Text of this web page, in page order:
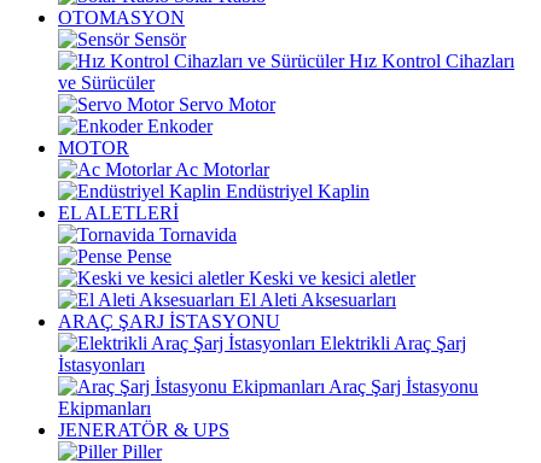
OTOMASYON
Sensör
Hız Kontrol Cihazları
ve Sürücüler
Servo Motor
Enkoder
MOTOR
Ac Motorlar
Endüstriyel Kaplin
EL ALETLERİ
Tornavida
Pense
Keski ve kesici aletler
El Aleti Aksesuarları
ARAÇ ŞARJ İSTASYONU
Elektrikli Araç Şarj
İstasyonları
Araç Şarj İstasyonu
Ekipmanları
JENERATÖR & UPS
Piller